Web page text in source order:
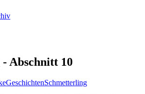
Abschnitt 10
GeschichtenSchmetterling